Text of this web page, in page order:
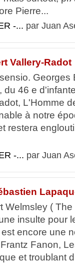
Pierre...
-... par Juan
Vallery-Radot
Georges
46 e
L'Homme
à notre
restera
-... par Juan
Welmsley (
insulte pour
encore une
Fanon,
et troublant